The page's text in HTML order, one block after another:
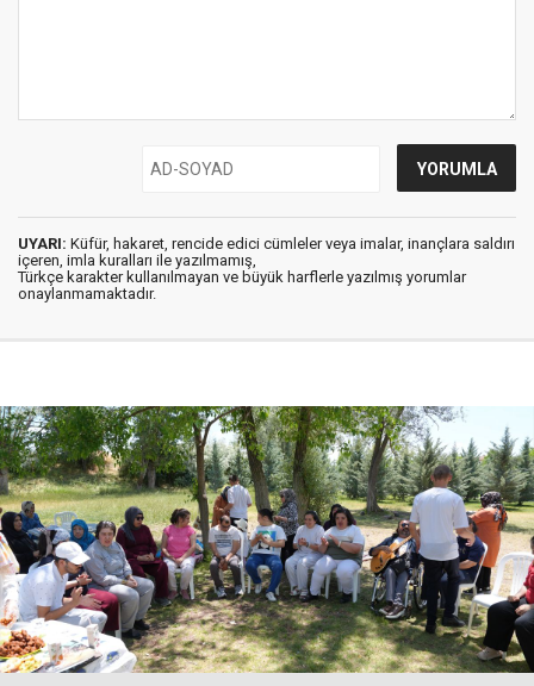
UYARI: Küfür, hakaret, rencide edici cümleler veya imalar, inançlara saldırı
içeren, imla kuralları ile yazılmamış,
Türkçe karakter kullanılmayan ve büyük harflerle yazılmış yorumlar
onaylanmamaktadır.